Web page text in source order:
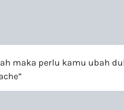
maka perlu kamu ubah